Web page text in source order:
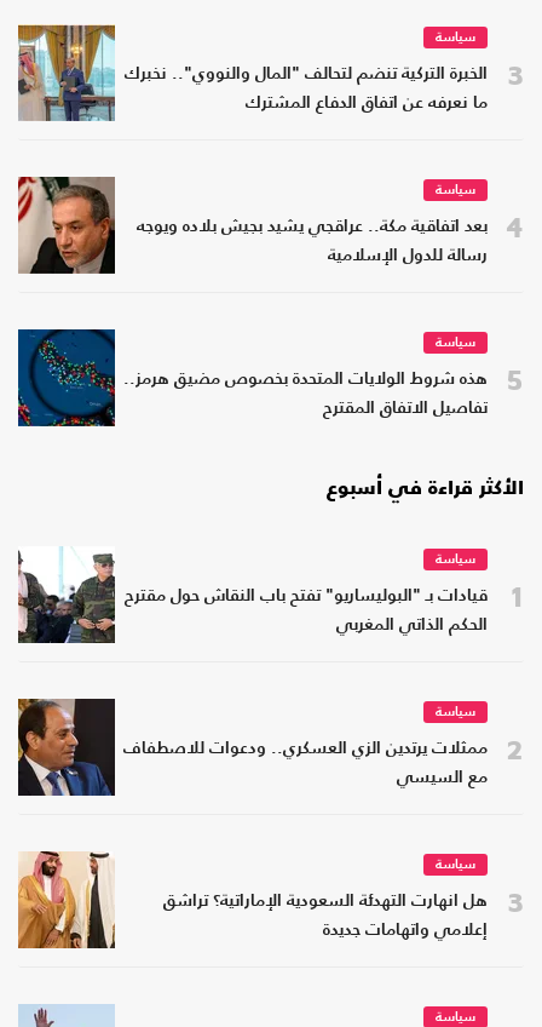
3
سياسة
الخبرة التركية تنضم لتحالف "المال والنووي".. نخبرك
ما نعرفه عن اتفاق الدفاع المشترك
4
سياسة
بعد اتفاقية مكة.. عراقجي يشيد بجيش بلاده ويوجه
رسالة للدول الإسلامية
5
سياسة
هذه شروط الولايات المتحدة بخصوص مضيق هرمز..
تفاصيل الاتفاق المقترح
الأكثر قراءة في أسبوع
1
سياسة
قيادات بـ "البوليساريو" تفتح باب النقاش حول مقترح
الحكم الذاتي المغربي
2
سياسة
ممثلات يرتدين الزي العسكري.. ودعوات للاصطفاف
مع السيسي
3
سياسة
هل انهارت التهدئة السعودية الإماراتية؟ تراشق
إعلامي واتهامات جديدة
سياسة